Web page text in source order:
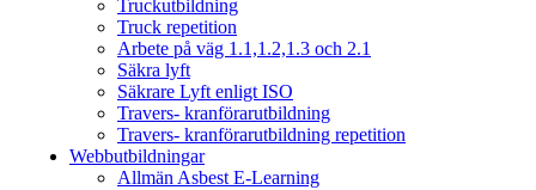
Truckutbildning
Truck repetition
Arbete på väg 1.1,1.2,1.3 och 2.1
Säkra lyft
Säkrare Lyft enligt ISO
Travers- kranförarutbildning
Travers- kranförarutbildning repetition
Webbutbildningar
Allmän Asbest E-Learning